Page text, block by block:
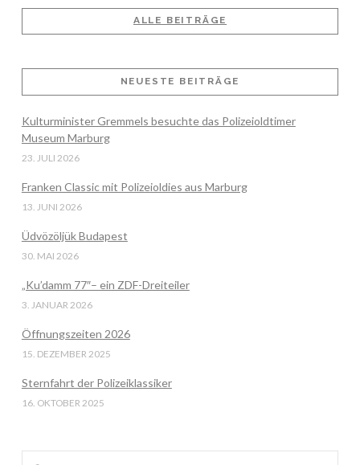
VIEW POST
ALLE BEITRÄGE
NEUESTE BEITRÄGE
Kulturminister Gremmels besuchte das Polizeioldtimer
Museum Marburg
23. JULI 2026
Franken Classic mit Polizeioldies aus Marburg
13. JUNI 2026
Üdvözöljük Budapest
30. MAI 2026
„Ku’damm 77″– ein ZDF-Dreiteiler
3. JANUAR 2026
Öffnungszeiten 2026
15. DEZEMBER 2025
Sternfahrt der Polizeiklassiker
16. OKTOBER 2025